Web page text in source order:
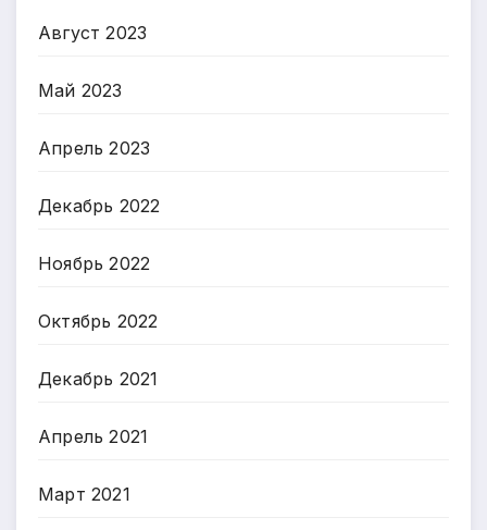
Август 2023
Май 2023
Апрель 2023
Декабрь 2022
Ноябрь 2022
Октябрь 2022
Декабрь 2021
Апрель 2021
Март 2021